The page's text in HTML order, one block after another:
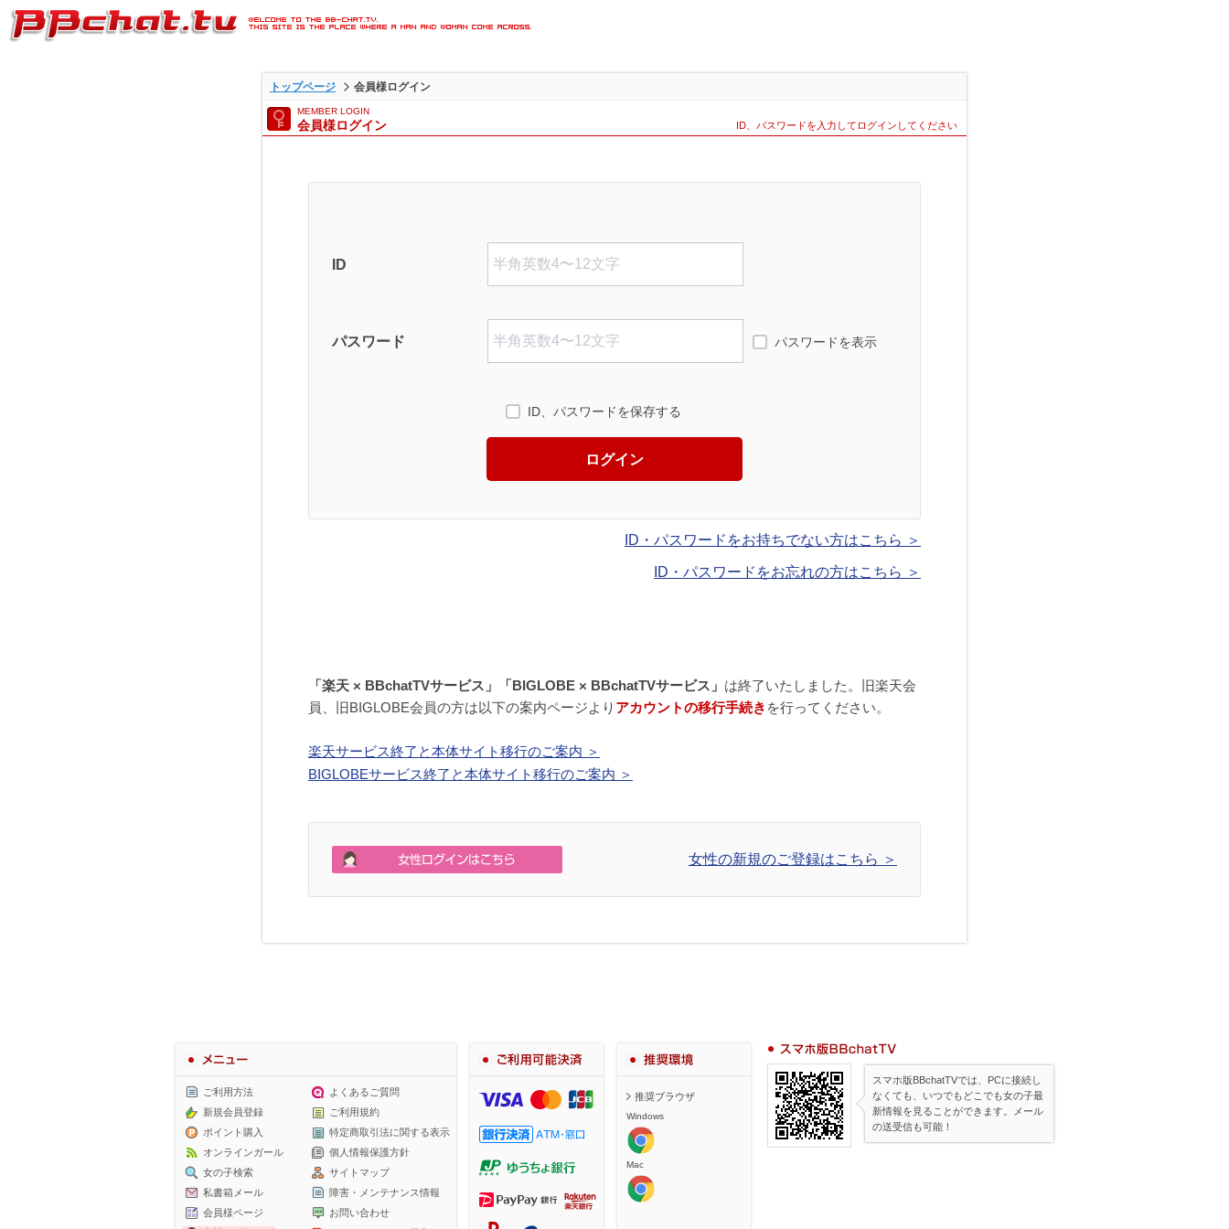
ライブ2ショットチャットが楽しめる
BBチャットTVの会員様ログインペー
トップページ 会員様ログイン
MEMBER LOGIN
会員様ログイン ID、パスワードを入力してログインしてください
ID
パスワード パスワードを表示
ID、パスワードを保存する
ログイン
ID・パスワードをお持ちでない方はこちら ＞
ID・パスワードをお忘れの方はこちら ＞
「楽天 × BBchatTVサービス」「BIGLOBE × BBchatTVサービス」 は終了いたしました。旧楽天会
員、旧BIGLOBE会員の方は以下の案内ページより アカウントの移行手続き を行ってください。
楽天サービス終了と本体サイト移行のご案内 ＞
BIGLOBEサービス終了と本体サイト移行のご案内 ＞
女性の新規のご登録はこちら ＞
メニュー
ご利用方法
新規会員登録
ポイント購入
オンラインガール
女の子検索
私書箱メール
会員様ページ
よくあるご質問
ご利用規約
特定商取引法に関する表示
個人情報保護方針
サイトマップ
障害・メンテナンス情報
お問い合わせ
推奨ブラウザ
Windows
Mac
スマホ・携帯版BBchatTV
スマホ版BBchatTVでは、PCに接続し
なくても、いつでもどこでも女の子最
新情報を見ることができます。メール
の送受信も可能！